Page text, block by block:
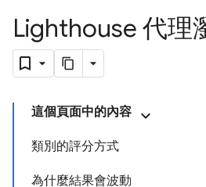
Lighthouse 代理
這個頁面中的內容
類別的評分方式
為什麼結果會波動